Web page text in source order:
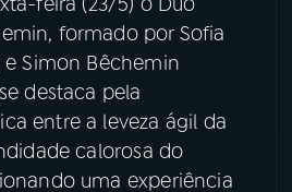
MEC
formado por Sofia
Simon Bêchemin
destaca pela
entre a leveza ágil da
calorosa do
uma experiência